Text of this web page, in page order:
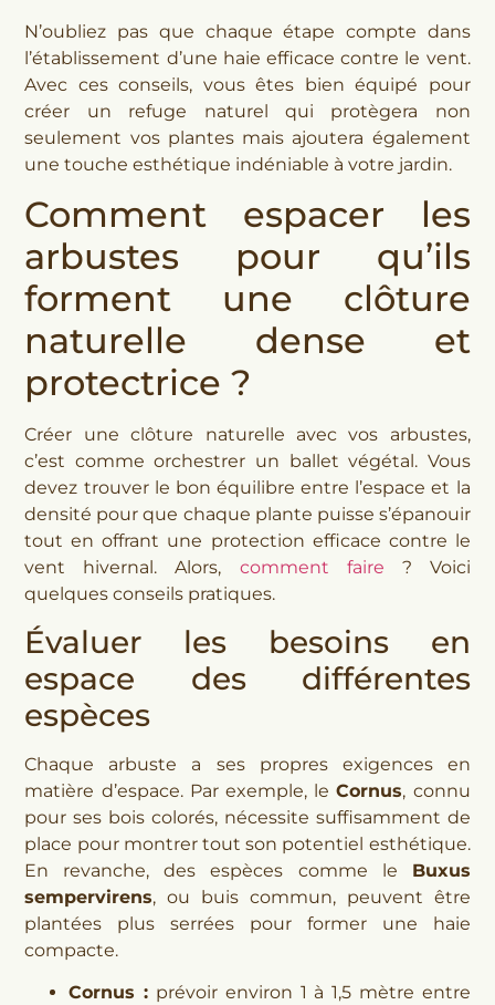
N’oubliez pas que chaque étape compte dans
l’établissement d’une haie efficace contre le vent.
Avec ces conseils, vous êtes bien équipé pour
créer un refuge naturel qui protègera non
seulement vos plantes mais ajoutera également
une touche esthétique indéniable à votre jardin.
Comment espacer les
arbustes pour qu’ils
forment une clôture
naturelle dense et
protectrice ?
Créer une clôture naturelle avec vos arbustes,
c’est comme orchestrer un ballet végétal. Vous
devez trouver le bon équilibre entre l’espace et la
densité pour que chaque plante puisse s’épanouir
tout en offrant une protection efficace contre le
vent hivernal. Alors, comment faire ? Voici
quelques conseils pratiques.
Évaluer les besoins en
espace des différentes
espèces
Chaque arbuste a ses propres exigences en
matière d’espace. Par exemple, leCornus, connu
pour ses bois colorés, nécessite suffisamment de
place pour montrer tout son potentiel esthétique.
En revanche, des espèces comme le Buxus
sempervirens, ou buis commun, peuvent être
plantées plus serrées pour former une haie
compacte.
Cornus : prévoir environ 1 à 1,5 mètre entre